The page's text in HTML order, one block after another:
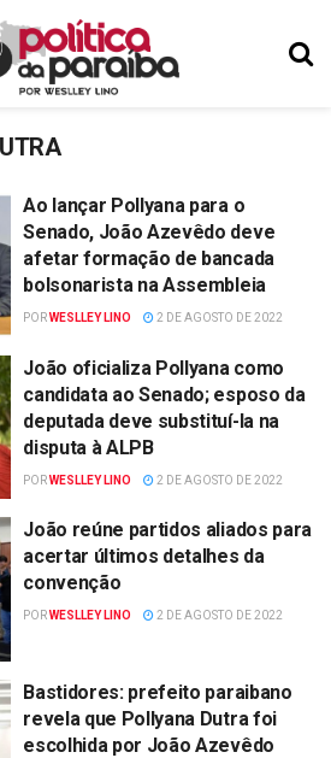
Ao lançar Pollyana para o
Senado, João Azevêdo deve
afetar formação de bancada
bolsonarista na Assembleia
PORWESLLEY LINO 2 DE AGOSTO DE 2022
João oficializa Pollyana como
candidata ao Senado; esposo da
deputada deve substituí-la na
disputa à ALPB
PORWESLLEY LINO 2 DE AGOSTO DE 2022
João reúne partidos aliados para
acertar últimos detalhes da
convenção
PORWESLLEY LINO 2 DE AGOSTO DE 2022
Bastidores: prefeito paraibano
revela que Pollyana Dutra foi
escolhida por João Azevêdo